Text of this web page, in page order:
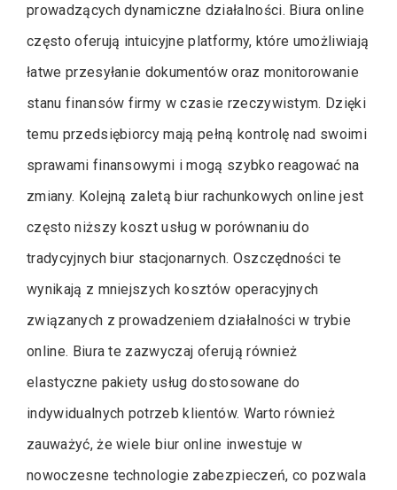
prowadzących dynamiczne działalności. Biura online
często oferują intuicyjne platformy, które umożliwiają
łatwe przesyłanie dokumentów oraz monitorowanie
stanu finansów firmy w czasie rzeczywistym. Dzięki
temu przedsiębiorcy mają pełną kontrolę nad swoimi
sprawami finansowymi i mogą szybko reagować na
zmiany. Kolejną zaletą biur rachunkowych online jest
często niższy koszt usług w porównaniu do
tradycyjnych biur stacjonarnych. Oszczędności te
wynikają z mniejszych kosztów operacyjnych
związanych z prowadzeniem działalności w trybie
online. Biura te zazwyczaj oferują również
elastyczne pakiety usług dostosowane do
indywidualnych potrzeb klientów. Warto również
zauważyć, że wiele biur online inwestuje w
nowoczesne technologie zabezpieczeń, co pozwala